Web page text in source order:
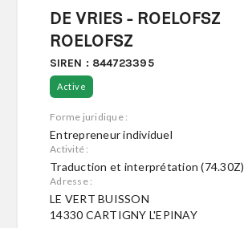
DE VRIES - ROELOFSZ
ROELOFSZ
SIREN : 844723395
Active
Forme juridique :
Entrepreneur individuel
Activité :
Traduction et interprétation (74.30Z)
Adresse :
LE VERT BUISSON
14330 CARTIGNY L'EPINAY